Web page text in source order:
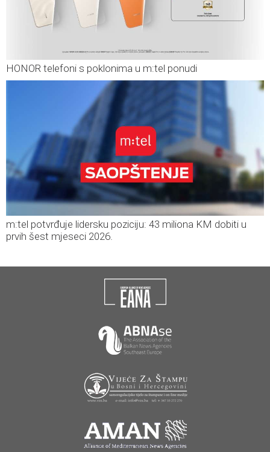
HONOR telefoni s poklonima u m:tel ponudi
m:tel potvrđuje lidersku poziciju: 43 miliona KM dobiti u
prvih šest mjeseci 2026.